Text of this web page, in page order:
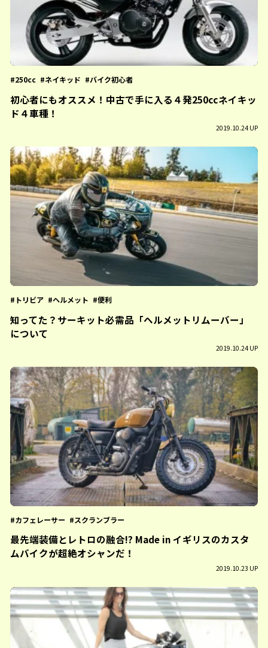
250cc ネイキッド バイク初心者
初心者にもオススメ！中古で手に入る４発250ccネイキッ
ド４車種！
2019.10.24 UP
トリビア ヘルメット 便利
知ってた？サーキット必需品「ヘルメットリムーバー」
について
2019.10.24 UP
カフェレーサー スクランブラー
最先端装備とレトロの融合!? Made in イギリスのカスタ
ムバイクが超絶オシャンだ！
2019.10.23 UP